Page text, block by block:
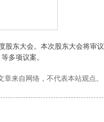
东大会。本次股东大会将审议
多项议案。
章来自网络，不代表本站观点。